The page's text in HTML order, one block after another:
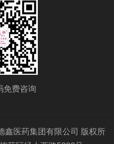
免费咨询
鑫医药集团有限公司 版权所